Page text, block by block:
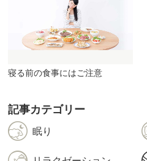
寝る前の食事にはご注意
記事カテゴリー
眠り